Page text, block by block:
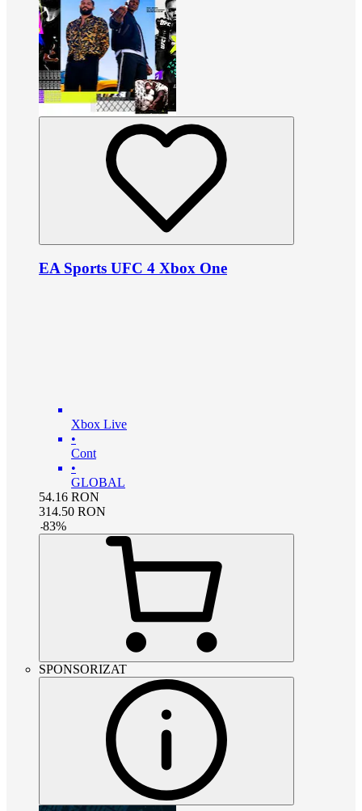
EA Sports UFC 4 Xbox One
Xbox Live
•
Cont
•
GLOBAL
54.16 RON
314.50 RON
-83%
SPONSORIZAT